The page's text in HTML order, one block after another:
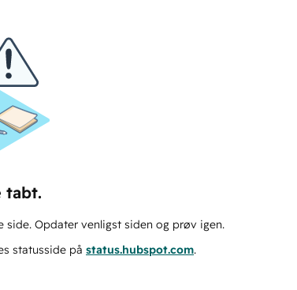
tabt.
Opdater venligst siden og prøv igen.
statusside på status.hubspot.com.